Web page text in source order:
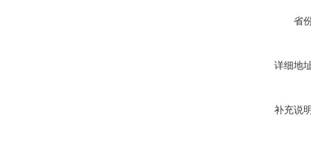
省
详细地
补充说